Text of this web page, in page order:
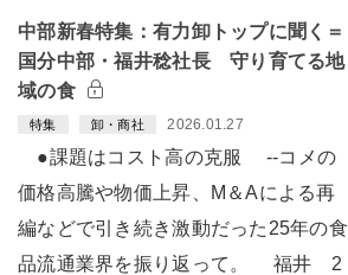
中部新春特集：有力卸トップに聞く＝
国分中部・福井稔社長 守り育てる地
域の食
特集 卸・商社 2026.01.27
●課題はコスト高の克服 --コメの
価格高騰や物価上昇、M＆Aによる再
編などで引き続き激動だった25年の食
品流通業界を振り返って。 福井 2